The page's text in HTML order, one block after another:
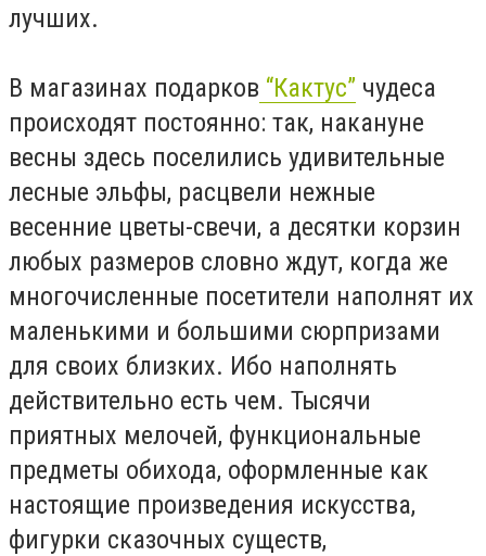
лучших.
В магазинах подарков “Кактус” чудеса
происходят постоянно: так, накануне
весны здесь поселились удивительные
лесные эльфы, расцвели нежные
весенние цветы-свечи, а десятки корзин
любых размеров словно ждут, когда же
многочисленные посетители наполнят их
маленькими и большими сюрпризами
для своих близких. Ибо наполнять
действительно есть чем. Тысячи
приятных мелочей, функциональные
предметы обихода, оформленные как
настоящие произведения искусства,
фигурки сказочных существ,